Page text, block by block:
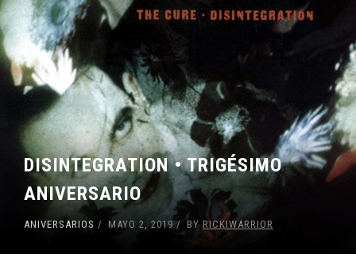
DISINTEGRATION • TRIGÉSIMO
ANIVERSARIO
ANIVERSARIOS MAYO 2, 2019 BY RICKIWARRIOR